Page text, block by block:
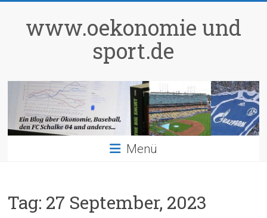
springenwww.oekonomie und
sport.de
Menü
Tag: 27 September, 2023